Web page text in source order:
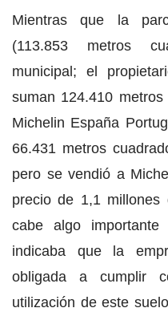
Mientras que la
(113.853 metros
municipal; el
suman 124.410
Michelin España
66.431 metros
pero se vendió a
precio de 1,1 millones
cabe algo
indicaba que la
obligada a cumplir
utilización de este